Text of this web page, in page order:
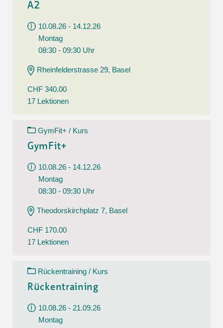
A2
10.08.26 - 14.12.26
Montag
08:30 - 09:30 Uhr
Rheinfelderstrasse 29, Basel
CHF 340.00
17 Lektionen
GymFit+ / Kurs
GymFit+
10.08.26 - 14.12.26
Montag
08:30 - 09:30 Uhr
Theodorskirchplatz 7, Basel
CHF 170.00
17 Lektionen
Rückentraining / Kurs
Rückentraining
10.08.26 - 21.09.26
Montag